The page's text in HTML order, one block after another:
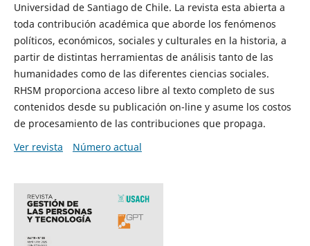
Universidad de Santiago de Chile. La revista esta abierta a
toda contribución académica que aborde los fenómenos
políticos, económicos, sociales y culturales en la historia, a
partir de distintas herramientas de análisis tanto de las
humanidades como de las diferentes ciencias sociales.
RHSM proporciona acceso libre al texto completo de sus
contenidos desde su publicación on-line y asume los costos
de procesamiento de las contribuciones que propaga.
Ver revista
Número actual